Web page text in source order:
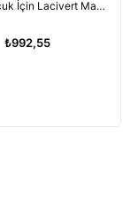
İçin Lacivert Mavi
₺992,55